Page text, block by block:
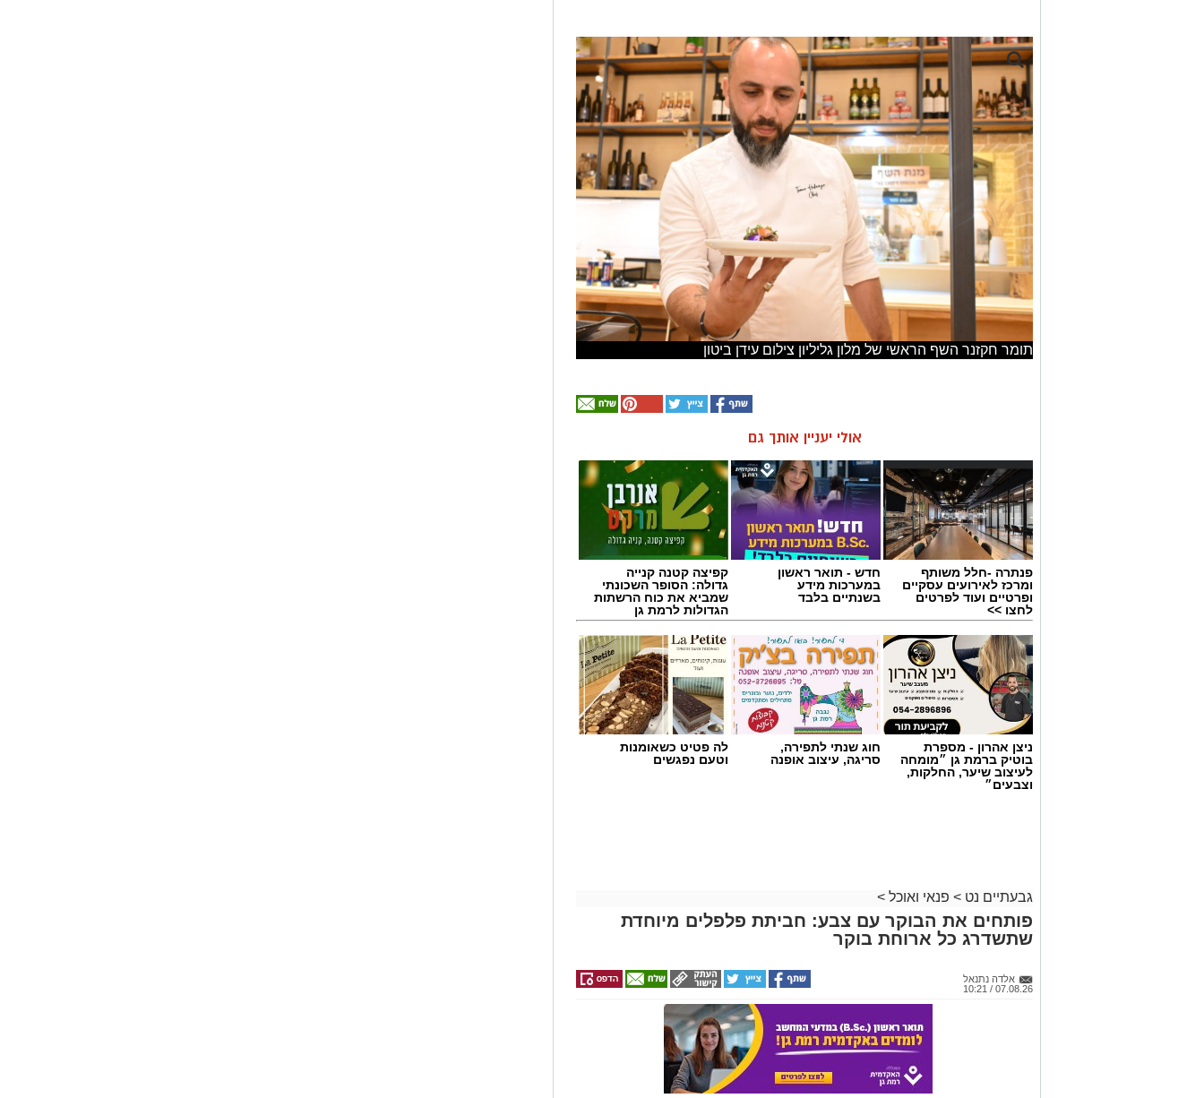
תומר חקזנר השף הראשי של מלון גליליון צילום עידן ביטון
אולי יעניין אותך גם
פנתרה -חלל משותף
ומרכז לאירועים עסקיים
ופרטיים ועוד לפרטים
לחצו >>
חדש - תואר ראשון
במערכות מידע
בשנתיים בלבד
קפיצה קטנה קנייה
גדולה: הסופר השכונתי
שמביא את כוח הרשתות
הגדולות לרמת גן
ניצן אהרון - מספרת
בוטיק ברמת גן ״מומחה
לעיצוב שיער, החלקות,
וצבעים״
חוג שנתי לתפירה,
סריגה, עיצוב אופנה
לה פטיט כשאומנות
וטעם נפגשים
גבעתיים נט > פנאי ואוכל >
פותחים את הבוקר עם צבע: חביתת פלפלים מיוחדת
שתשדרג כל ארוחת בוקר
אלדה נתנאל
07.08.26 / 10:21